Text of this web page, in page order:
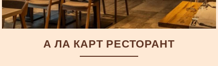
А ЛА КАРТ РЕСТОРАНТ